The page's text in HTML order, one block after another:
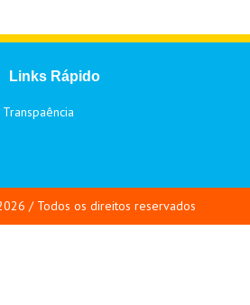
Links Rápido
/ Todos os direitos reservados